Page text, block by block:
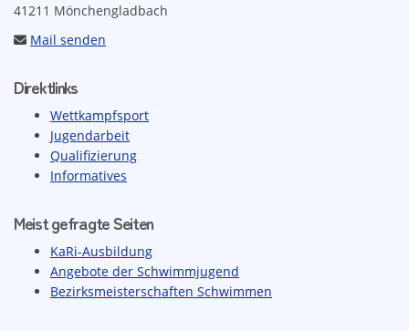
41211 Mönchengladbach
Mail senden
Direktlinks
Wettkampfsport
Jugendarbeit
Qualifizierung
Informatives
Meist gefragte Seiten
KaRi-Ausbildung
Angebote der Schwimmjugend
Bezirksmeisterschaften Schwimmen